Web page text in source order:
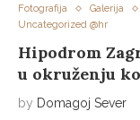
Fotografija Galerija
Uncategorized @hr
Hipodrom
u okruženju
by Domagoj Sever